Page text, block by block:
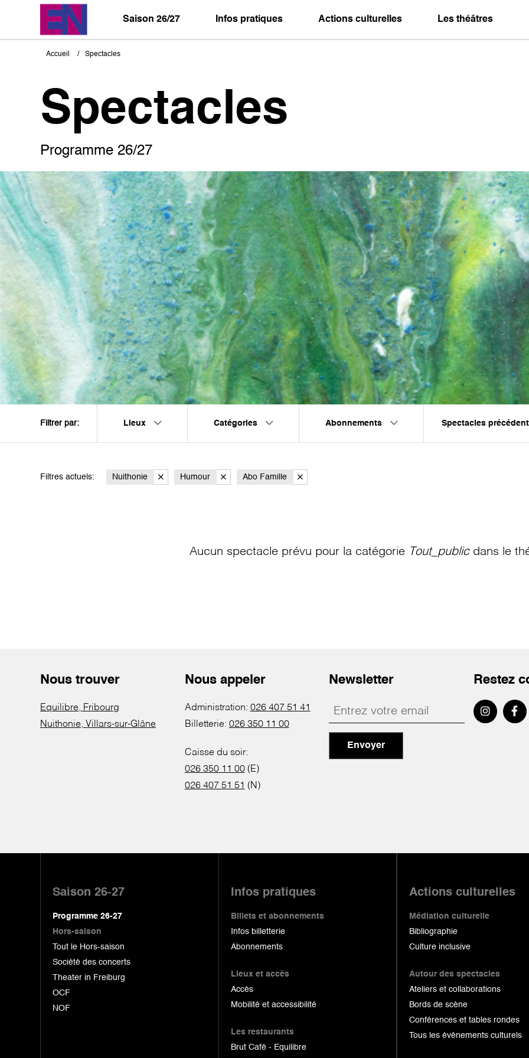
Saison 26/27 Infos pratiques Actions culturelles Les théâtres
Fil
Accueil Spectacles
Spectacles
Programme 26/27
Filtrer par: Lieux Catégories Abonnements Spectacles
Filtres actuels: Nuithonie Humour Abo Famille
Aucun spectacle prévu pour la catégorie Tout_publicdans le
Nous trouver
Equilibre, Fribourg
Nuithonie, Villars-sur-Glâne
Nous appeler
Administration: 026 407 51 41
Billetterie: 026 350 11 00
Caisse du soir:
026 350 11 00(E)
026 407 51 51 (N)
Newsletter
Envoyer
Restez
Saison 26-27
Programme 26-27
Hors-saison
Tout le Hors-saison
Société des concerts
Theater in Freiburg
OCF
NOF
Infos pratiques
Billets et abonnements
Infos billetterie
Abonnements
Lieux et accès
Accès
Mobilité et accessibilité
Les restaurants
Brut Café - Equilibre
Actions culturelles
Médiation culturelle
Bibliographie
Culture inclusive
Autour des spectacles
Ateliers et collaborations
Bords de scène
Conférences et tables rondes
Tous les événements culturels